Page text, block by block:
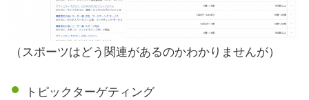
（スポーツはどう関連があるのかわかりませんが）
トピックターゲティング